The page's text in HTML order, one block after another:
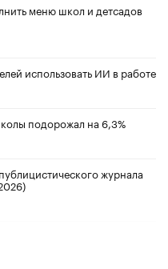
меню школ и детсадов
использовать ИИ в работе
подорожал на 6,3%
журнала